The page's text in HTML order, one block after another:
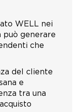
WELL nei
può generare
che
del cliente
e
tra una